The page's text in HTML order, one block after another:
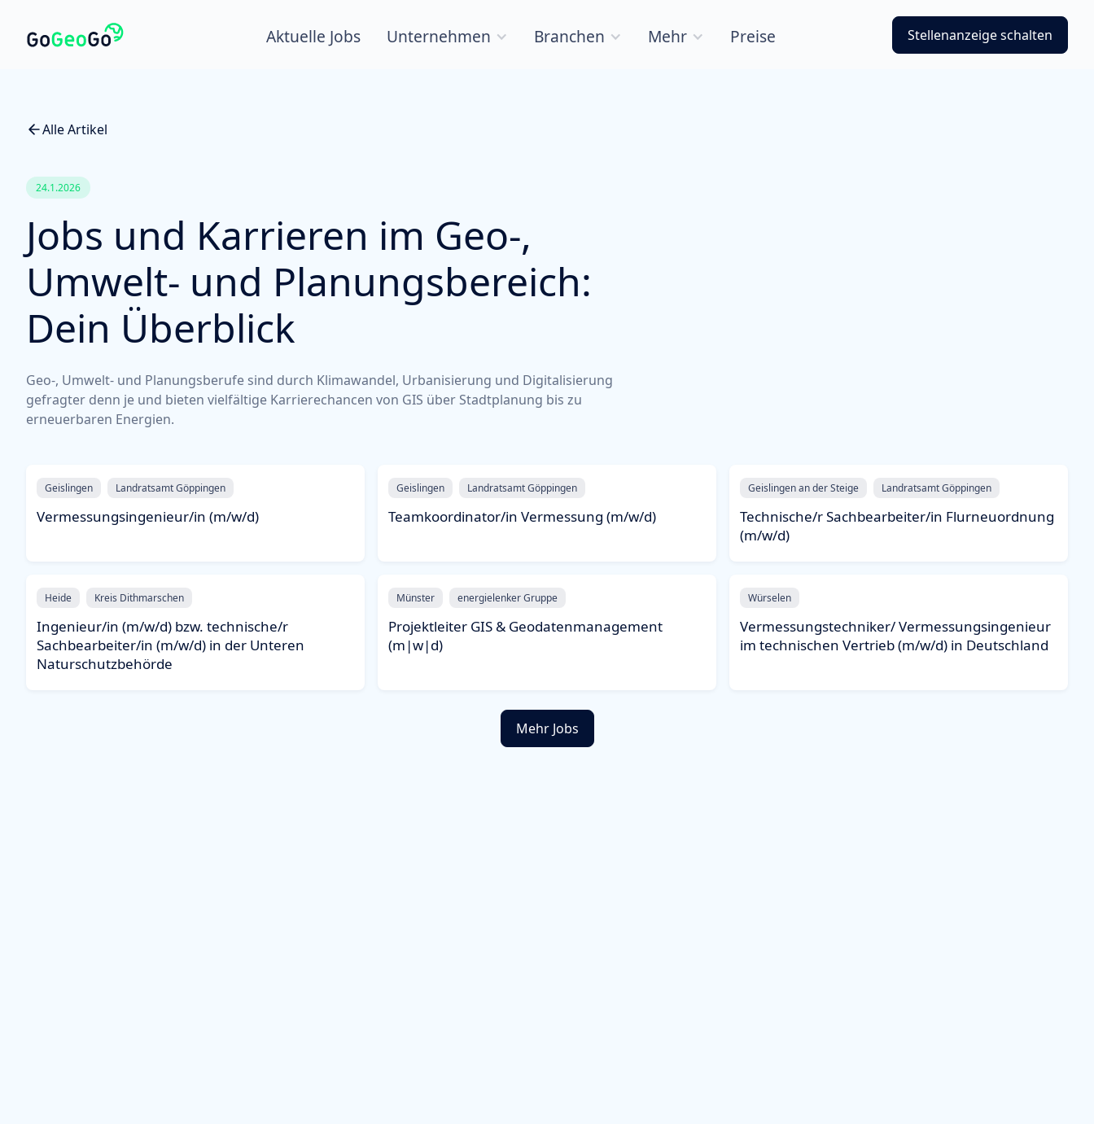
Aktuelle Jobs Unternehmen Branchen Mehr Preise Stellenanzeige schalten
Alle Artikel
24.1.2026
Jobs und Karrieren im Geo-,
Umwelt- und Planungsbereich:
Dein Überblick
Geo-, Umwelt- und Planungsberufe sind durch Klimawandel, Urbanisierung und Digitalisierung
gefragter denn je und bieten vielfältige Karrierechancen von GIS über Stadtplanung bis zu
erneuerbaren Energien.
Geislingen Landratsamt Göppingen
Vermessungsingenieur/in (m/w/d)
Geislingen Landratsamt Göppingen
Teamkoordinator/in Vermessung (m/w/d)
Geislingen an der Steige Landratsamt Göppingen
Technische/r Sachbearbeiter/in Flurneuordnung
(m/w/d)
Heide Kreis Dithmarschen
Ingenieur/in (m/w/d) bzw. technische/r
Sachbearbeiter/in (m/w/d) in der Unteren
Naturschutzbehörde
Münster energielenker Gruppe
Projektleiter GIS & Geodatenmanagement
(m|w|d)
Würselen
Vermessungstechniker/ Vermessungsingenieur
im technischen Vertrieb (m/w/d) in Deutschland
Mehr Jobs